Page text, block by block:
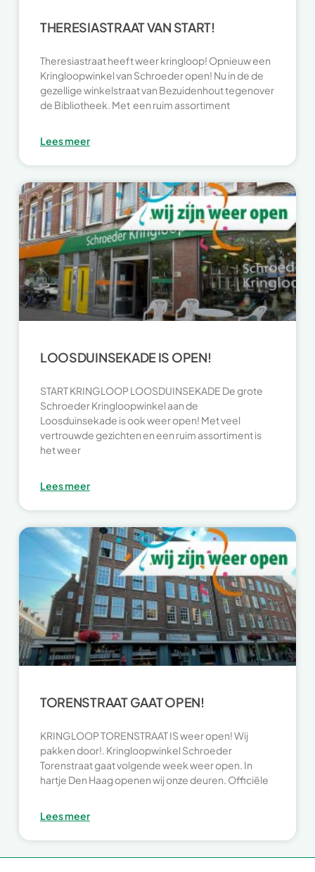
THERESIASTRAAT VAN START!
Theresiastraat heeft weer kringloop! Opnieuw een
Kringloopwinkel van Schroeder open! Nu in de de
gezellige winkelstraat van Bezuidenhout tegenover
de Bibliotheek. Met een ruim assortiment
Lees meer
LOOSDUINSEKADE IS OPEN!
START KRINGLOOP LOOSDUINSEKADE De grote
Schroeder Kringloopwinkel aan de
Loosduinsekade is ook weer open! Met veel
vertrouwde gezichten en een ruim assortiment is
het weer
Lees meer
TORENSTRAAT GAAT OPEN!
KRINGLOOP TORENSTRAAT IS weer open! Wij
pakken door!. Kringloopwinkel Schroeder
Torenstraat gaat volgende week weer open. In
hartje Den Haag openen wij onze deuren. Officiële
Lees meer